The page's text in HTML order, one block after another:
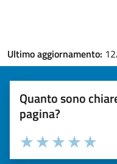
Ultimo aggiornamento:
Quanto sono
pagina?
Valuta la chiarezza delle
Seleziona il numero di
Valuta
Valuta 4
Valuta 3 stelle
Valuta 2 stelle su 5
Valuta 1 stelle su 5